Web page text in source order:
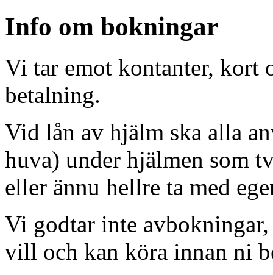
Info om bokningar
Vi tar emot kontanter, kort
betalning.
Vid lån av hjälm ska alla
huva) under hjälmen som
eller ännu hellre ta med
Vi godtar inte
vill och kan köra innan ni